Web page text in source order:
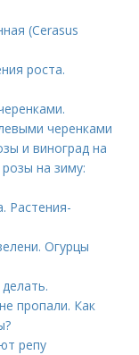
(Cerasus
роста.
черенками
и виноград на
на зиму:
Растения-
Огурцы
пропали. Как
репу